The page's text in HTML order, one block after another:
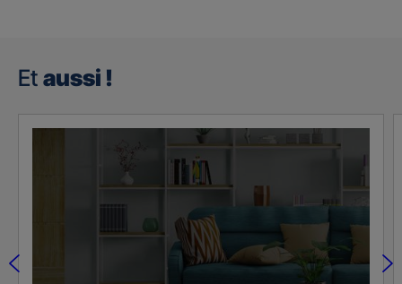
Et aussi !